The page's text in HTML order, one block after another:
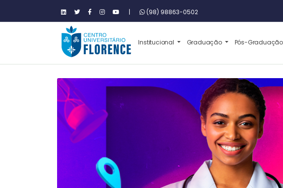
| (98) 98863-0502
Institucional Graduação Pós-Graduação